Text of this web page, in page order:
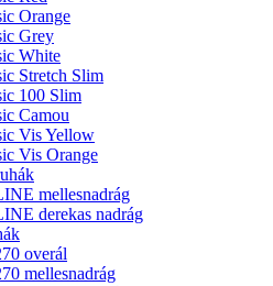
Orange
Grey
White
Stretch Slim
100 Slim
Camou
Vis Yellow
Vis Orange
mellesnadrág
derekas nadrág
overál
mellesnadrág